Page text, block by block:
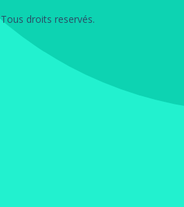
Tous droits reservés.